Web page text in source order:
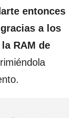
entonces
a los
RAM de